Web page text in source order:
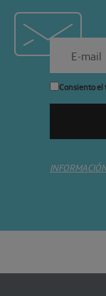
Consiento